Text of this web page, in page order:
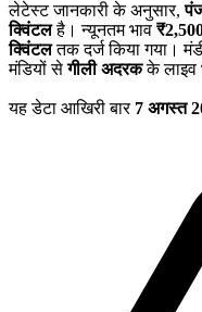
लेटेस्ट जानकारी के अनुसार,
क्विंटलहै। न्यूनतम भाव ₹
क्विंटलतक दर्ज किया गया।
मंडियों सेगीली अदरकके लाइव
यह डेटा आखिरी बार 7 अगस्त